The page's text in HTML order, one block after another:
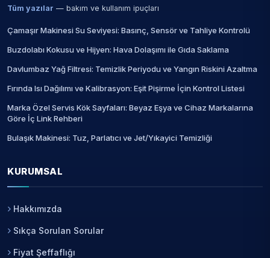
Tüm yazılar — bakım ve kullanım ipuçları
Çamaşır Makinesi Su Seviyesi: Basınç, Sensör ve Tahliye Kontrolü
Buzdolabı Kokusu ve Hijyen: Hava Dolaşımı ile Gıda Saklama
Davlumbaz Yağ Filtresi: Temizlik Periyodu ve Yangın Riskini Azaltma
Fırında Isı Dağılımı ve Kalibrasyon: Eşit Pişirme İçin Kontrol Listesi
Marka Özel Servis Kök Sayfaları: Beyaz Eşya ve Cihaz Markalarına
Göre İç Link Rehberi
Bulaşık Makinesi: Tuz, Parlatıcı ve Jet/Yıkayici Temizliği
KURUMSAL
Hakkımızda
Sıkça Sorulan Sorular
Fiyat Şeffaflığı